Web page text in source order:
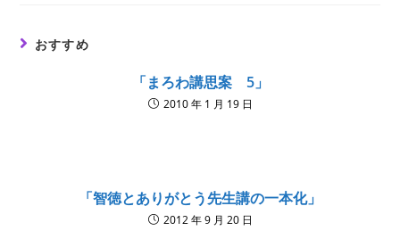
おすすめ
「まろわ講思案 5」
2010 年 1 月 19 日
「智徳とありがとう先生講の一本化」
2012 年 9 月 20 日